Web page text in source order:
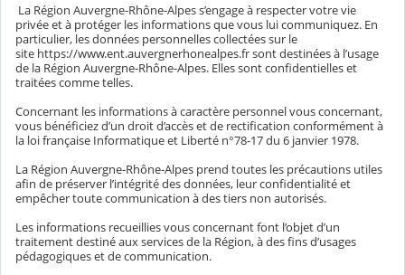
La Région Auvergne-Rhône-Alpes s’engage à respecter votre vie
privée et à protéger les informations que vous lui communiquez. En
particulier, les données personnelles collectées sur le
site https://www.ent.auvergnerhonealpes.fr sont destinées à l’usage
de la Région Auvergne-Rhône-Alpes. Elles sont confidentielles et
traitées comme telles.
Concernant les informations à caractère personnel vous concernant,
vous bénéficiez d’un droit d’accès et de rectification conformément à
la loi française Informatique et Liberté n°78-17 du 6 janvier 1978.
La Région Auvergne-Rhône-Alpes prend toutes les précautions utiles
afin de préserver l’intégrité des données, leur confidentialité et
empêcher toute communication à des tiers non autorisés.
Les informations recueillies vous concernant font l’objet d’un
traitement destiné aux services de la Région, à des fins d’usages
pédagogiques et de communication.